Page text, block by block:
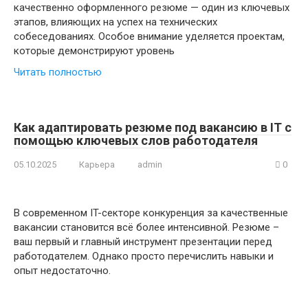
качественно оформленного резюме — один из ключевых
этапов, влияющих на успех на технических
собеседованиях. Особое внимание уделяется проектам,
которые демонстрируют уровень
Читать полностью
Как адаптировать резюме под вакансию в IT с
помощью ключевых слов работодателя
05.10.2025 Карьера admin 0
В современном IT-секторе конкуренция за качественные
вакансии становится всё более интенсивной. Резюме –
ваш первый и главный инструмент презентации перед
работодателем. Однако просто перечислить навыки и
опыт недостаточно.